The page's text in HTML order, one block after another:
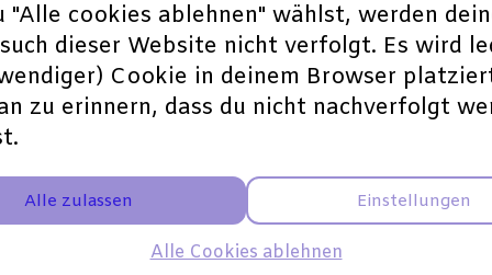
Magazin ein!
die Kunst und die Literatur aufrecht
im vierstelligen Bereich.
Jedes Malist
r g e n d w i e weiterzumachen. Wir müssen
"Alle cookies ablehnen" wählst, werden
dieser Website nicht verfolgt. Es wird
Cookie in deinem Browser
zu erinnern, dass du nicht nachverfolgt
Alle zulassen Einstellungen
Alle Cookies ablehnen